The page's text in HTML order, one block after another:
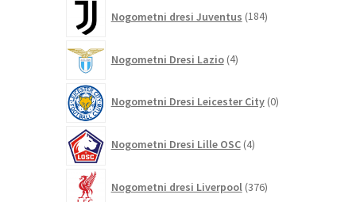
Nogometni dresi Juventus 184izdelkov
Nogometni Dresi Lazio 4izdelki
Nogometni Dresi Leicester City 0izdelkov
Nogometni Dresi Lille OSC 4izdelki
Nogometni dresi Liverpool 376izdelkov